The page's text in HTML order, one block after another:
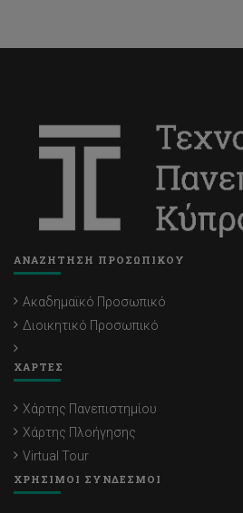
ΑΝΑΖΗΤΗΣΗ ΠΡΟΣΩΠΙΚΟΥ
Ακαδημαϊκό Προσωπικό
Διοικητικό Προσωπικό
ΧΑΡΤΕΣ
Χάρτης Πανεπιστημίου
Χάρτης Πλοήγησης
Virtual Tour
ΧΡΗΣΙΜΟΙ ΣΥΝΔΕΣΜΟΙ